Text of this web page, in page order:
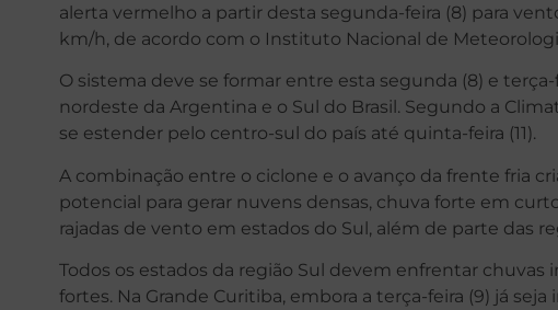
alerta vermelho a partir desta segunda-feira (8) para
km/h, de acordo com o Instituto Nacional de
O sistema deve se formar entre esta segunda (8) e
nordeste da Argentina e o Sul do Brasil. Segundo a
se estender pelo centro-sul do país até quinta-feira (11).
A combinação entre o ciclone e o avanço da frente fria
potencial para gerar nuvens densas, chuva forte em
rajadas de vento em estados do Sul, além de parte das
Todos os estados da região Sul devem enfrentar chuvas
fortes. Na Grande Curitiba, embora a terça-feira (9) já